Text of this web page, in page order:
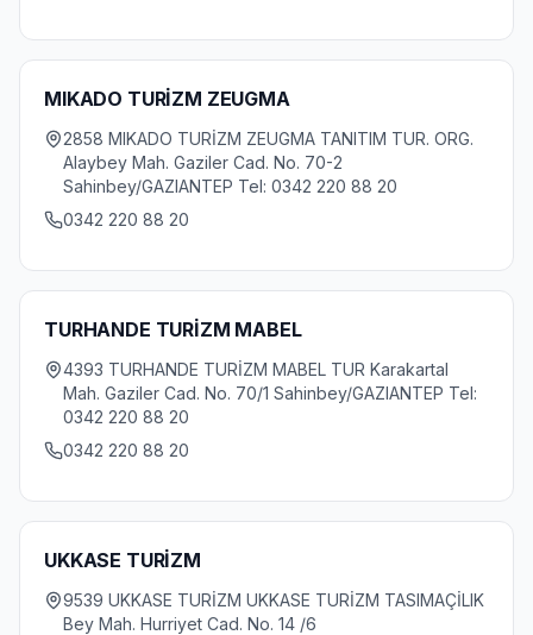
MIKADO TURİZM ZEUGMA
2858 MIKADO TURİZM ZEUGMA TANITIM TUR. ORG.
Alaybey Mah. Gaziler Cad. No. 70-2
Sahinbey/GAZIANTEP Tel: 0342 220 88 20
0342 220 88 20
TURHANDE TURİZM MABEL
4393 TURHANDE TURİZM MABEL TUR Karakartal
Mah. Gaziler Cad. No. 70/1 Sahinbey/GAZIANTEP Tel:
0342 220 88 20
0342 220 88 20
UKKASE TURİZM
9539 UKKASE TURİZM UKKASE TURİZM TASIMAÇİLIK
Bey Mah. Hurriyet Cad. No. 14 /6